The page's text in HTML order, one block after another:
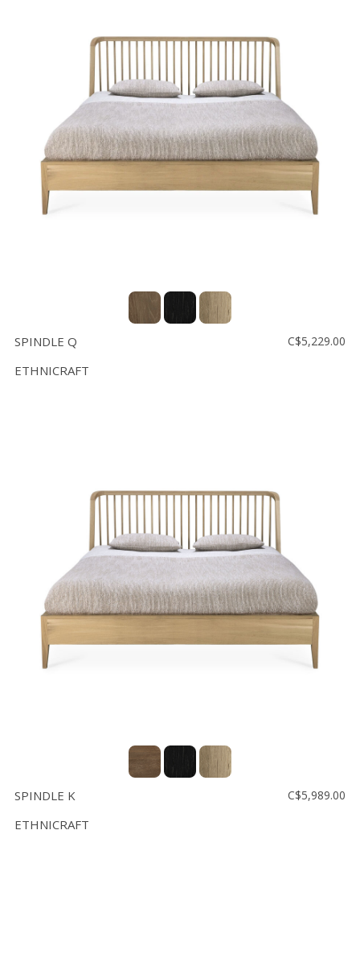
SPINDLE Q
ETHNICRAFT
C$5,229.00
SPINDLE K
ETHNICRAFT
C$5,989.00